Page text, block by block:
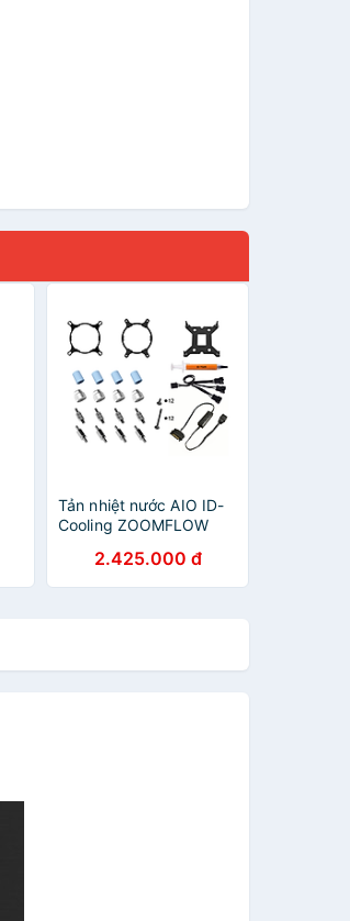
Tản nhiệt nước AIO ID-
Cooling ZOOMFLOW
socket 1700) - Hàng
chính hãng
2.425.000 đ